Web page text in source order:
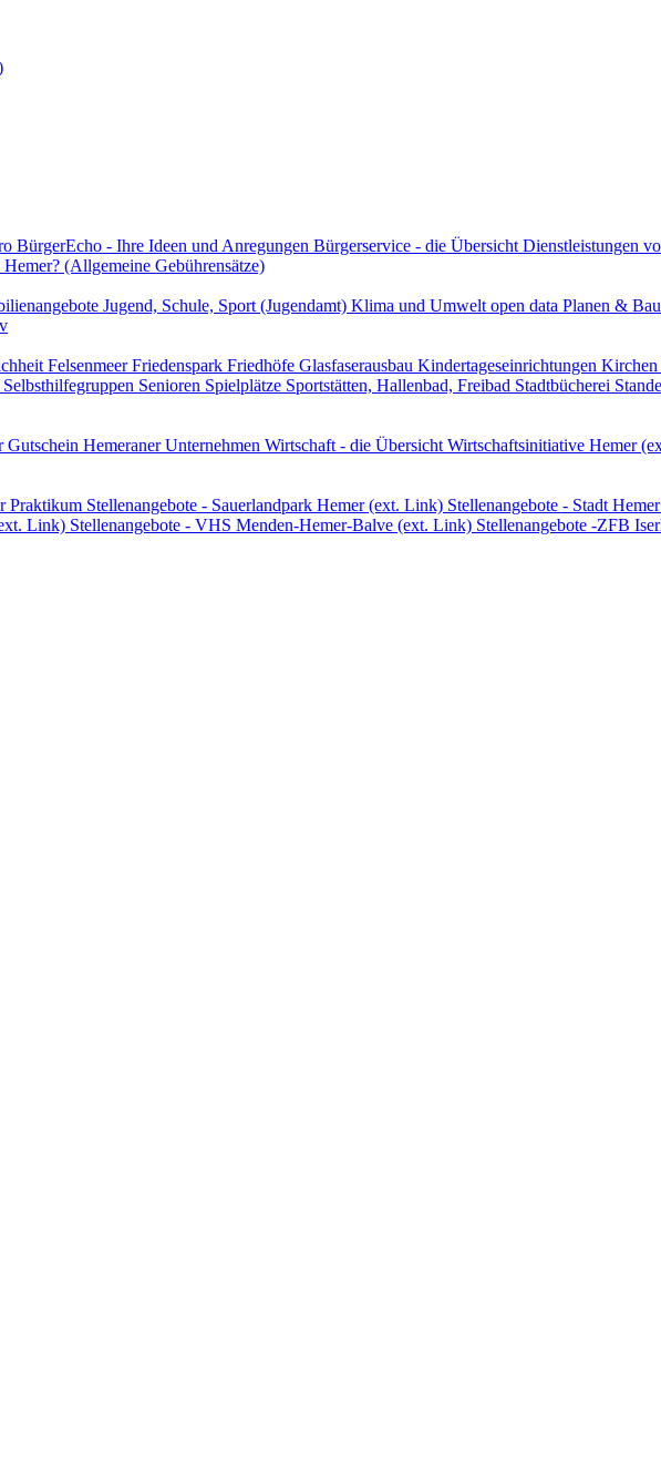
BürgerEcho - Ihre Ideen und Anregungen Bürgerservice - die Übersicht Dienstleistungen
(Allgemeine Gebührensätze)
Jugend, Schule, Sport (Jugendamt) Klima und Umwelt open data Planen &
FelsenmeerFriedenspark Friedhöfe Glasfaserausbau Kindertageseinrichtungen Kirchen
Selbsthilfegruppen Senioren Spielplätze Sportstätten, Hallenbad, Freibad Stadtbücherei
Gutschein Hemeraner Unternehmen Wirtschaft - die Übersicht Wirtschaftsinitiative Hemer
Praktikum Stellenangebote - Sauerlandpark Hemer (ext. Link) Stellenangebote - Stadt Hemer
Link) Stellenangebote - VHS Menden-Hemer-Balve (ext. Link) Stellenangebote -ZFB